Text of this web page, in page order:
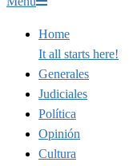
Caribe
Menu
Home
It all starts here!
Generales
Judiciales
Política
Opinión
Cultura